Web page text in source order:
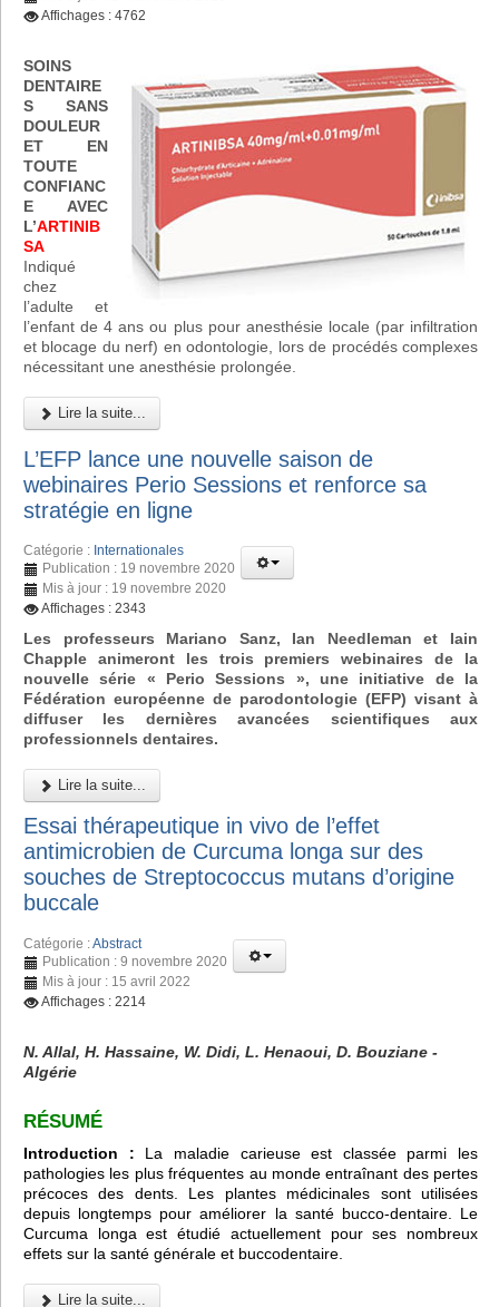
Affichages : 4762
SOINS
DENTAIRE
S SANS
DOULEUR
ET EN
TOUTE
CONFIANC
E AVEC
L’ARTINIB
SA
Indiqué
chez
l’adulte et
l’enfant de 4 ans ou plus pour anesthésie locale (par infiltration
et blocage du nerf) en odontologie, lors de procédés complexes
nécessitant une anesthésie prolongée.
Lire la suite...
L’EFP lance une nouvelle saison de
webinaires Perio Sessions et renforce sa
stratégie en ligne
Catégorie : Internationales
Publication : 19 novembre 2020
Mis à jour : 19 novembre 2020
Affichages : 2343
Les professeurs Mariano Sanz, Ian Needleman et Iain
Chapple animeront les trois premiers webinaires de la
nouvelle série « Perio Sessions », une initiative de la
Fédération européenne de parodontologie (EFP) visant à
diffuser les dernières avancées scientifiques aux
professionnels dentaires.
Lire la suite...
Essai thérapeutique in vivo de l’effet
antimicrobien de Curcuma longa sur des
souches de Streptococcus mutans d’origine
buccale
Catégorie :Abstract
Publication : 9 novembre 2020
Mis à jour : 15 avril 2022
Affichages : 2214
N. Allal, H. Hassaine, W. Didi, L. Henaoui, D. Bouziane -
Algérie
RÉSUMÉ
Introduction : La maladie carieuse est classée parmi les
pathologies les plus fréquentes au monde entraînant des pertes
précoces des dents. Les plantes médicinales sont utilisées
depuis longtemps pour améliorer la santé bucco-dentaire. Le
Curcuma longa est étudié actuellement pour ses nombreux
effets sur la santé générale et buccodentaire.
Lire la suite...